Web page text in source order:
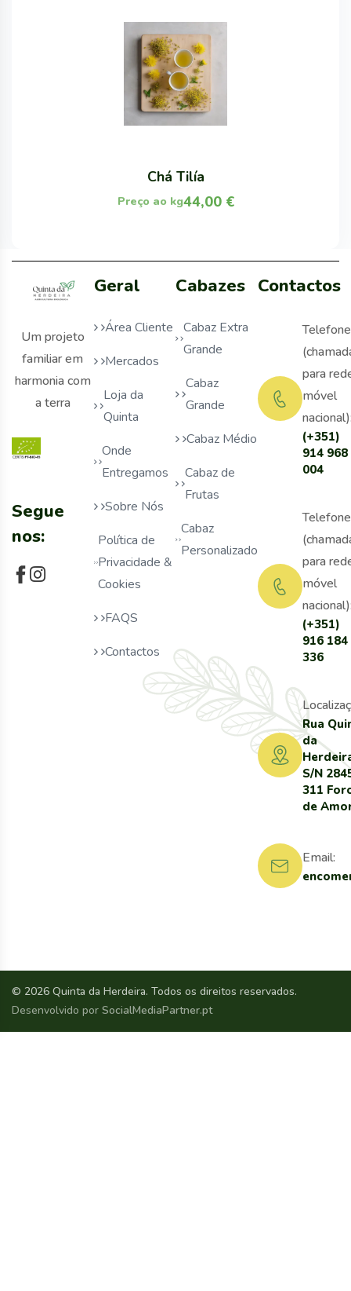
Chá Tilía
44,00 €
Preço ao kg
Um projeto
familiar em
harmonia com
a terra
Segue
nos:
Geral
Área Cliente
Mercados
Loja da
Quinta
Onde
Entregamos
Sobre Nós
Política de
Privacidade &
Cookies
FAQS
Contactos
Cabazes
Cabaz Extra
Grande
Cabaz
Grande
Cabaz Médio
Cabaz de
Frutas
Cabaz
Personalizado
Contactos
(+351)
914 968
004
Telefone
para
móvel
(+351)
916 184
336
Telefone
para
móvel
Rua
da
S/N
311
de
Email:
© 2026 Quinta da Herdeira. Todos os direitos reservados.
Desenvolvido por SocialMediaPartner.pt